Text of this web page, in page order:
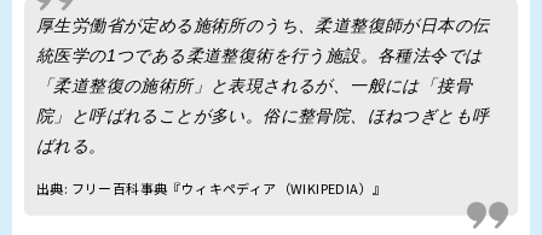
厚生労働省が定める施術所のうち、柔道整復師が日本の伝
統医学の1つである柔道整復術を行う施設。各種法令では
「柔道整復の施術所」と表現されるが、一般には「接骨
院」と呼ばれることが多い。俗に整骨院、ほねつぎとも呼
ばれる。
出典: フリー百科事典『ウィキペディア（WIKIPEDIA）』